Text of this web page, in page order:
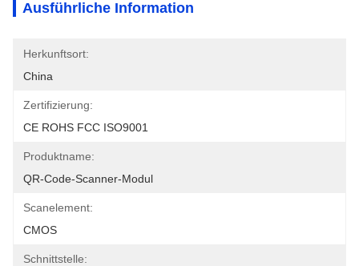
Ausführliche Information
Herkunftsort:
China
Zertifizierung:
CE ROHS FCC ISO9001
Produktname:
QR-Code-Scanner-Modul
Scanelement:
CMOS
Schnittstelle: